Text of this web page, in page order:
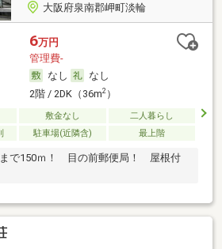
大阪府泉南郡岬町淡輪
6万円
管理費-
なし
なし
2階 / 2DK（36m2）
敷金なし
二人暮らし
駐車場(近隣含) 最上階
で150ｍ！ 目の前郵便局！ 屋根付